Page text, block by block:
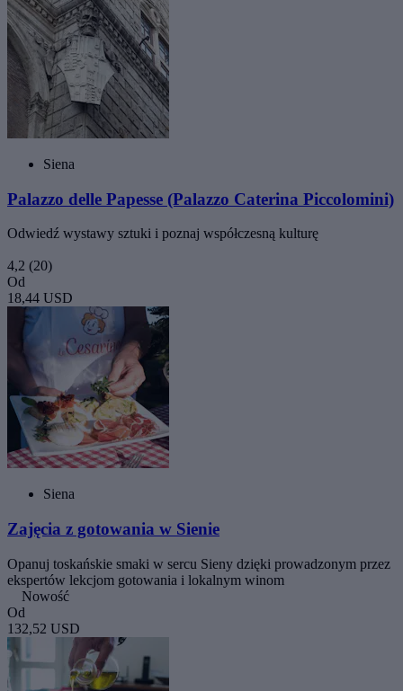
Siena
Palazzo delle Papesse (Palazzo Caterina Piccolomini)
Odwiedź wystawy sztuki i poznaj współczesną kulturę
4,2 (20)
Od
18,44 USD
Siena
Zajęcia z gotowania w Sienie
Opanuj toskańskie smaki w sercu Sieny dzięki prowadzonym przez
ekspertów lekcjom gotowania i lokalnym winom
Nowość
Od
132,52 USD